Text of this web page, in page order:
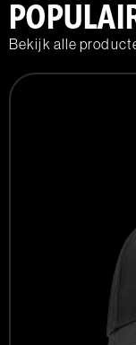
Bekijk alle